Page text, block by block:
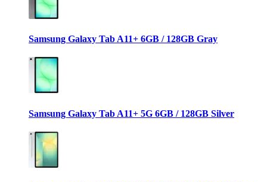
Samsung Galaxy Tab A11+ 6GB / 128GB Gray
Samsung Galaxy Tab A11+ 5G 6GB / 128GB Silver